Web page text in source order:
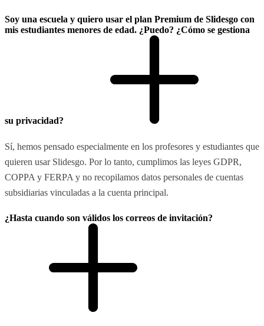
Soy una escuela y quiero usar el plan Premium de Slidesgo con
mis estudiantes menores de edad. ¿Puedo? ¿Cómo se gestiona
su privacidad?
Sí, hemos pensado especialmente en los profesores y estudiantes que
quieren usar Slidesgo. Por lo tanto, cumplimos las leyes GDPR,
COPPA y FERPA y no recopilamos datos personales de cuentas
subsidiarias vinculadas a la cuenta principal.
¿Hasta cuando son válidos los correos de invitación?